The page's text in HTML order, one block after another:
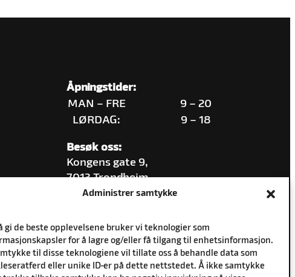
Åpningstider:
MAN – FRE
9 – 20
LØRDAG:
9 – 18
Besøk oss:
Kongens gate 9,
7013 Trondheim
Administrer samtykke
gi de beste opplevelsene bruker vi teknologier som
for å lagre og/eller få tilgang til enhetsinformasjon.
til disse teknologiene vil tillate oss å behandle data som
eller unike ID-er på dette nettstedet. Å ikke samtykke